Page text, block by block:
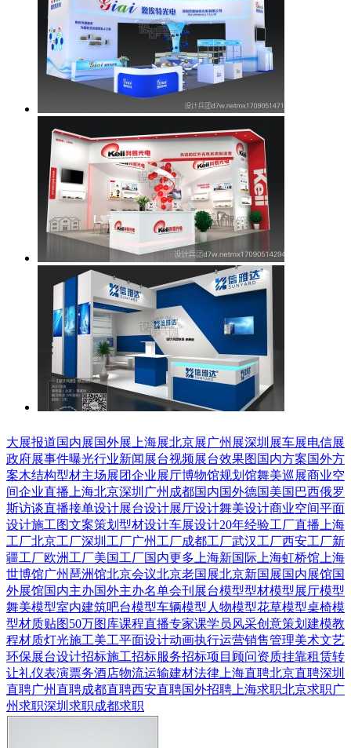
大展报道国内展国外展 上海展北京展广州展深圳展车展电信展
政府展事件曝光行业新闻 展台视频展台效果图 国内方案国外方
案木结构型材主场展团企业展厅博物馆规划馆舞美巡展商业空
间企业直播 上海北京深圳 广州 成都国内国外德国美国 巴西俄罗
斯访谈直播接单设计展台设计展厅设计舞美设计商业空间平面
设计施工图文案策划 型材设计车展设计20年经验工厂直播 上海
工厂北京工厂深圳工厂广州工厂成都工厂武汉工厂西安工厂新
疆工厂欧洲工厂美国工厂国内更多 上海新国际 上海虹桥馆 上海
世博馆广州琶洲馆北京会议北京老国展北京新国展国内展馆国
外展馆国内主办国外主办名单会刊 展台模型型材模型展厅模型
舞美模型室内建筑吧台模型车辆模型 人物模型花草模型桌椅模
型材质贴图50万图库课程直播专家课学员风采创意策划 建模教
程材质灯光施工美工平面设计动画执行运营销售管理美术文艺
环保展台设计招标施工招标服务招标项目顾问资质挂靠租赁转
让礼仪表演票务酒店物流运输建材法律 上海直聘北京直聘深圳
直聘广州直聘成都直聘西安直聘国外招聘 上海求职北京求职广
州求职深圳求职成都求职